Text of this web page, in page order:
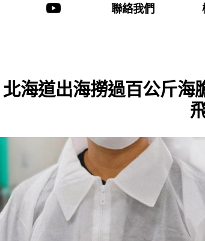
聯絡我們
海道出海撈過百公斤海